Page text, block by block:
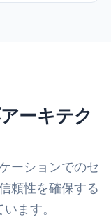
ーキテク
ーションでのセ
頼性を確保する
ます。